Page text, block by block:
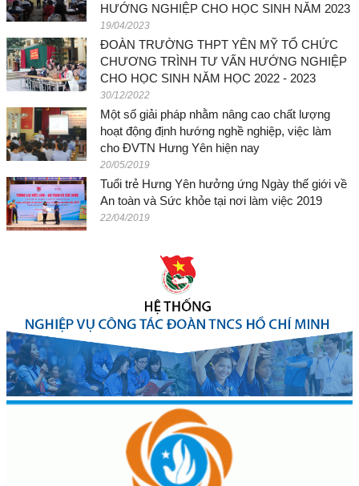
HƯỚNG NGHIỆP CHO HỌC SINH NĂM 2023
19/04/2023
ĐOÀN TRƯỜNG THPT YÊN MỸ TỔ CHỨC
CHƯƠNG TRÌNH TƯ VẤN HƯỚNG NGHIỆP
CHO HỌC SINH NĂM HỌC 2022 - 2023
30/12/2022
Một số giải pháp nhằm nâng cao chất lượng
hoạt động định hướng nghề nghiệp, việc làm
cho ĐVTN Hưng Yên hiện nay
20/05/2019
Tuổi trẻ Hưng Yên hưởng ứng Ngày thế giới về
An toàn và Sức khỏe tại nơi làm việc 2019
22/04/2019